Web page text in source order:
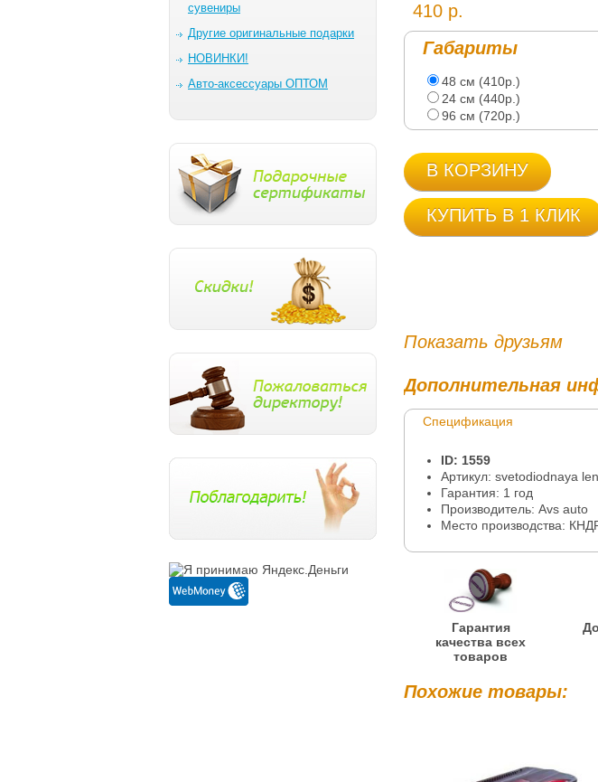
сувениры
Другие оригинальные подарки
НОВИНКИ!
Авто-аксессуары ОПТОМ
410 р.
Габариты
48 см (410р.)
24 см (440р.)
96 см (720р.)
В КОРЗИНУ
КУПИТЬ В 1 КЛИК
Показать друзьям
Дополнительная
Спецификация
ID: 1559
Артикул: svetodiodnaya
Гарантия: 1 год
Производитель: Avs auto
Место производства:
Гарантия
качества всех
товаров
Похожие товары: